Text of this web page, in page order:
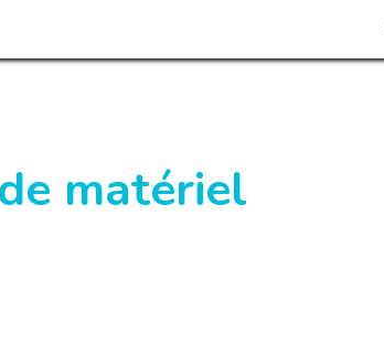
matériel